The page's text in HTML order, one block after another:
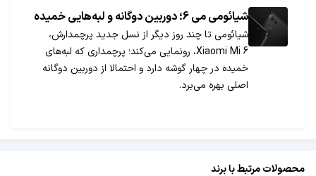
شیائومی می 6؛ دوربین دوگانه و لبه‌هایی خمیده
شیائومی تا چند روز دیگر از نسل جدید پرچمدارش،
Xiaomi Mi 6، رونمایی می‌کند؛ پرچمداری که لبه‌های
خمیده در چهار گوشه دارد و احتمالا از دوربین دوگانه
اصلی بهره می‌برد.
محصولات مرتبط با برند